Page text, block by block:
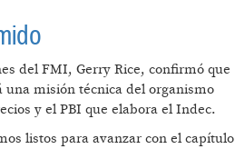
del FMI, Gerry Rice, confirmó que
misión técnica del organismo
y el PBI que elabora el Indec.
listos para avanzar con el capítulo